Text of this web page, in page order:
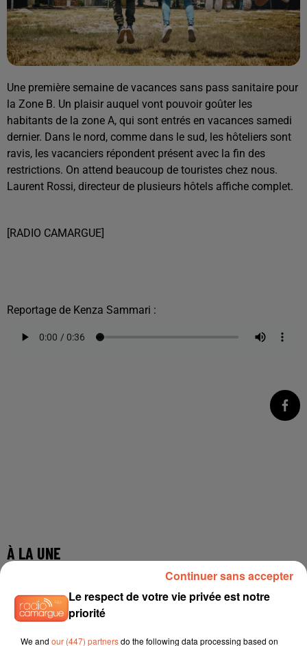
Une première semaine de vacances sans pass sanitaire pour
la Zone B. Un plaisir auquel vont pouvoir goûter les
habitants de la zone A, qui sont entrés en vacances samedi
dernier. Dans le nord, comme dans le sud, les hôteliers sont
ravis, les vacanciers répondent présent avec la fin des
restrictions. On attend beaucoup de touristes chez nous.
Laurent Rossi, directeur de plusieurs hôtels affiche complet.
[RADIO CAMARGUE]
Reportage de Kenza Sammari :
Le respect de votre vie privée est notre
priorité
We and our (447) partnersdo the following data processing based on
Continuer sans accepter